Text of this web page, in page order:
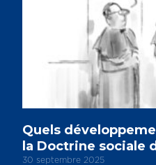
Quels
la Doctrine sociale
30 septembre 2025